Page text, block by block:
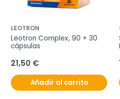
LEOTRON
Leotron Complex, 90 + 30
cápsulas
21,50 €
Añadir al carrito